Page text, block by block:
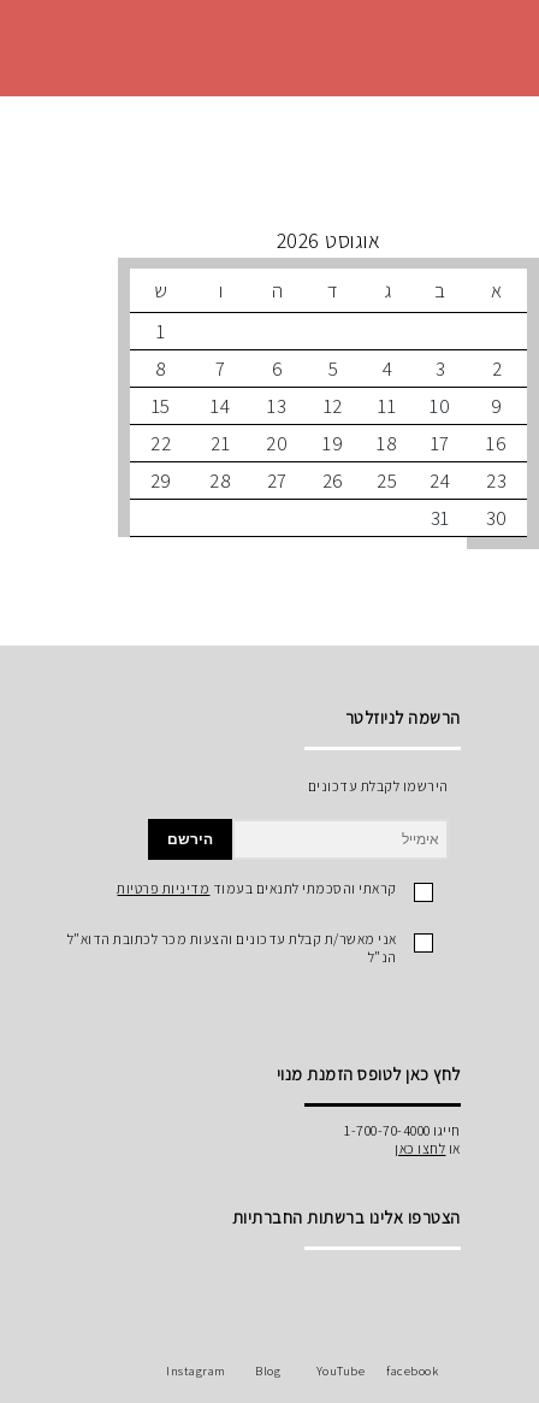
ב ד ה ו
ש
3
5
6
7
8
10
11
12
13
14
15
17
18
19
20
21
22
24
25
26
27
28
29
31
הרשמה לניוזלטר
הירשמו לקבלת עדכונים
קראתי והסכמתי לתנאים בעמודמדיניות פרטיות
אני מאשר/ת קבלת עדכונים והצעות מכר לכתובת הדוא"ל
הנ"ל
לחץ כאן לטופס הזמנת מנוי
לחצו כאן
הצטרפו אלינו ברשתות החברתיות
YouTube
Blog
Instagram